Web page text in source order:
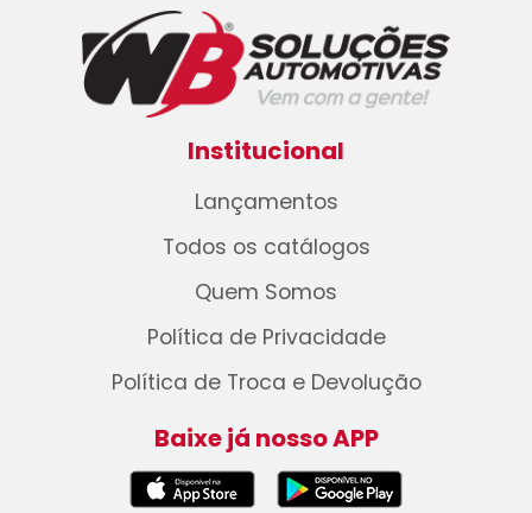
Institucional
Lançamentos
Todos os catálogos
Quem Somos
Política de Privacidade
Política de Troca e Devolução
Baixe já nosso APP